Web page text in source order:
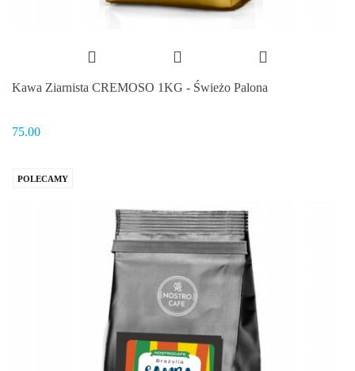
Kawa Ziarnista CREMOSO 1KG - Świeżo Palona
75.00
POLECAMY